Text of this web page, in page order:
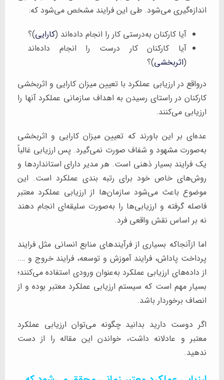
اندازه‌گیری می‌شود. طی این فرایند مشخص می‌شود که:
آیا کارکنان به‌درستی کار را انجام داده‌اند (کارایی)؟
آیا کارکنان کار درست را انجام داده‌اند
(اثربخشی)؟
درواقع در ارزیابی عملکرد با تعیین میزان کارایی و اثربخشی
کارکنان در راستای رسیدن به اهداف سازمانی عملکرد آنها را
ارزیابی می‌کنند.
عده‌ای بر این باورند که تعیین میزان کارایی و اثربخشی
به‌صورت مشهود و شفاف صورت نمی‌گیرد. پس ارزیابی غالباً
یک فرایند بسیار ذهنی است. هر مدیر دارای استانداردها و
روش‌های خاص خود برای رتبه بندی عملکرد است. این
موضوع باعث می‌شود سازمان‌ها از ارزیابی عملکرد معتبر
فاصله گرفته و ارزیابی‌ها را به‌صورت سلیقه‌ای انجام دهند
نه بر اساس نقش واقعی فرد.
اما ازآنجاکه بسیاری از فرآیندهای منابع انسانی مثل فرایند
پرداخت پاداش، فرایند آموزش و توسعه، فرایند خروج و ….
از داده‌های ارزیابی عملکرد به‌عنوان ورودی استفاده می‌کنند؛
بسیار مهم است که سیستم ارزیابی عملکرد معتبر بوده و از
انصاف برخوردار باشد.
اگر دوست دارید بدانید چگونه می‌توان ارزیابی عملکرد
معتبر و عادلانه داشت، خواندن این مقاله را از دست
ندهید.